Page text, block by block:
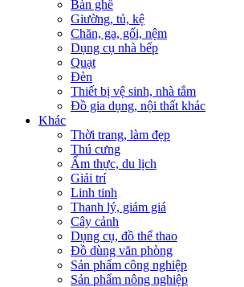
Bàn ghế
Giường, tủ, kệ
Chăn, ga, gối, nệm
Dụng cụ nhà bếp
Quạt
Đèn
Thiết bị vệ sinh, nhà tắm
Đồ gia dụng, nội thất khác
Khác
Thời trang, làm đẹp
Thú cưng
Ẩm thực, du lịch
Giải trí
Linh tinh
Thanh lý, giảm giá
Cây cảnh
Dụng cụ, đồ thể thao
Đồ dùng văn phòng
Sản phẩm công nghiệp
Sản phẩm nông nghiệp